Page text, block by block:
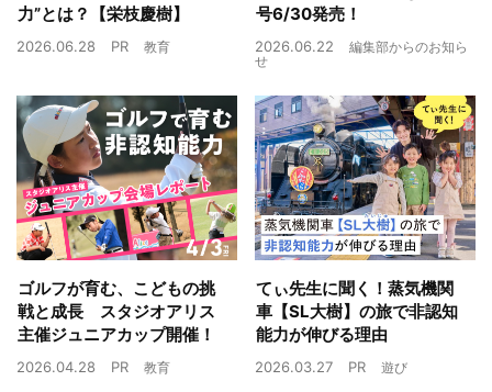
力”とは？【栄枝慶樹】
2026.06.28 PR 教育
号6/30発売！
2026.06.22
編集部からのお知ら
せ
ゴルフが育む、こどもの挑
戦と成長 スタジオアリス
主催ジュニアカップ開催！
2026.04.28 PR 教育
てぃ先生に聞く！蒸気機関
車【SL大樹】の旅で非認知
能力が伸びる理由
2026.03.27 PR 遊び